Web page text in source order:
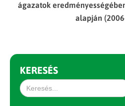
ágazatok
alapján
KERESÉS
Search
for: